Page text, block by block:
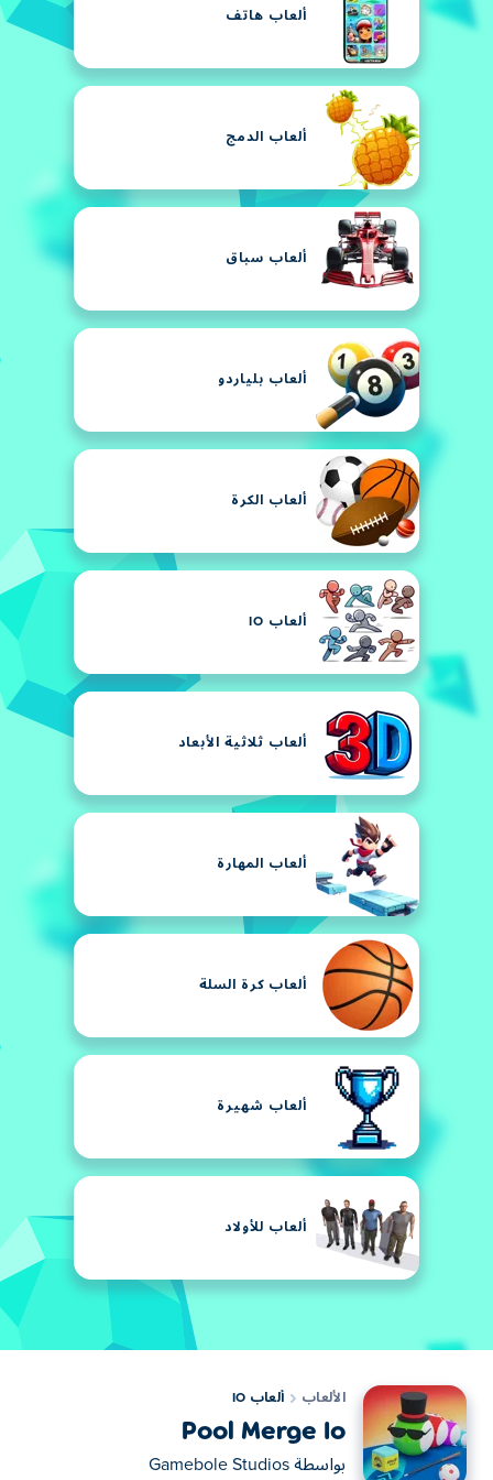
ألعاب هاتف
ألعاب الدمج
ألعاب سباق
ألعاب بلياردو
ألعاب الكرة
ألعاب IO
ألعاب ثلاثية الأبعاد
ألعاب المهارة
ألعاب كرة السلة
ألعاب شهيرة
ألعاب للأولاد
الألعاب ألعاب IO
Pool Merge Io
بواسطة Gamebole Studios